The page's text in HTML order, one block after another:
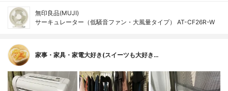
無印良品(MUJI)
サーキュレーター（低騒音ファン・大風量タイプ） AT-CF26R-W
家事・家具・家電大好き(スイーツも大好き…